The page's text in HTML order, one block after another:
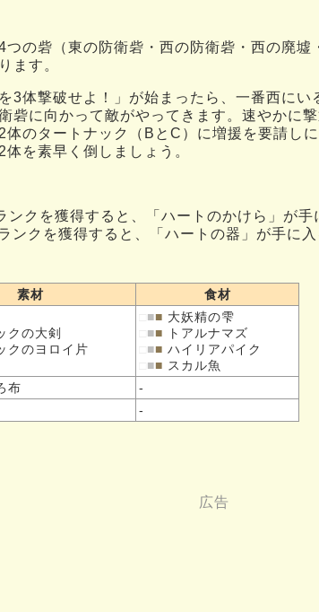
の砦（東の防衛砦・西の防衛砦・西の廃墟
ます。
3体撃破せよ！」が始まったら、一番西に
砦に向かって敵がやってきます。速やかに撃
のタートナック（BとC）に増援を要請し
を素早く倒しましょう。
クを獲得すると、「ハートのかけら」が手
ンクを獲得すると、「ハートの器」が手に入
素材 食材
クの大剣
クのヨロイ片
■■ 大妖精の雫
■■ トアルナマズ
■■ ハイリアパイク
■■ スカル魚
布
-
-